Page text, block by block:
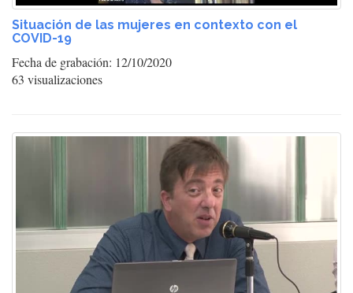
Situación de las mujeres en contexto con el
COVID-19
Fecha de grabación: 12/10/2020
63 visualizaciones